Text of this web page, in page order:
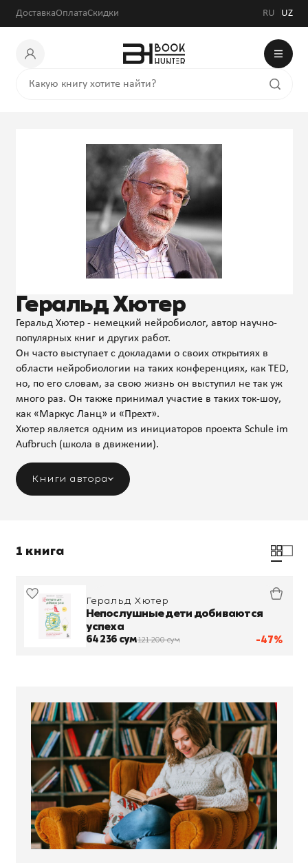
ДоставкаОплатаСкидки RU UZ
Геральд Хютер
Геральд Хютер - немецкий нейробиолог, автор научно-
популярных книг и других работ.
Он часто выступает с докладами о своих открытиях в
области нейробиологии на таких конференциях, как TED,
но, по его словам, за свою жизнь он выступил не так уж
много раз. Он также принимал участие в таких ток-шоу,
как «Маркус Ланц» и «Прехт».
Хютер является одним из инициаторов проекта Schule im
Aufbruch (школа в движении).
Книги автора
1 книга
-47%
Геральд Хютер
Непослушные дети добиваются
успеха
64 236 сум121 200 сум